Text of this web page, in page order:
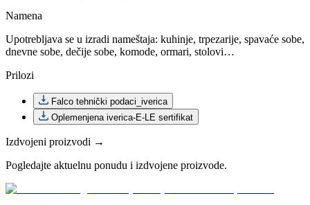
Namena
Upotrebljava se u izradi nameštaja: kuhinje, trpezarije, spavaće sobe,
dnevne sobe, dečije sobe, komode, ormari, stolovi…
Prilozi
Falco tehnički podaci_iverica
Oplemenjena iverica-E-LE sertifikat
Izdvojeni proizvodi →
Pogledajte aktuelnu ponudu i izdvojene proizvode.